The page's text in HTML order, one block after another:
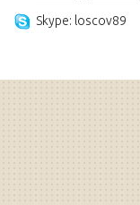
Skype: loscov89